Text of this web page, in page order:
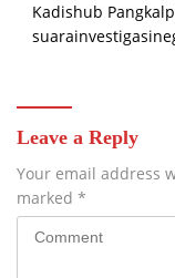
Kadishub
Leave a Reply
Your email address
marked *